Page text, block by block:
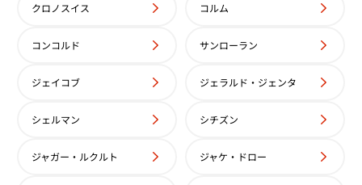
クロノスイス コルム
コンコルド サンローラン
ジェイコブ ジェラルド・ジェンタ
シェルマン シチズン
ジャガー・ルクルト ジャケ・ドロー